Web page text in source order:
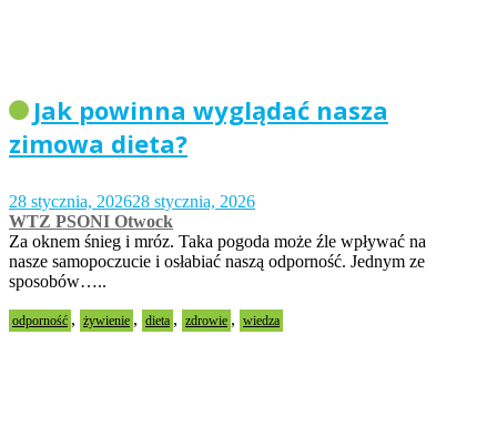
Jak powinna wyglądać nasza
zimowa dieta?
28 stycznia, 202628 stycznia, 2026
WTZ PSONI Otwock
Za oknem śnieg i mróz. Taka pogoda może źle wpływać na
nasze samopoczucie i osłabiać naszą odporność. Jednym ze
sposobów…..
odporność , żywienie , dieta , zdrowie , wiedza